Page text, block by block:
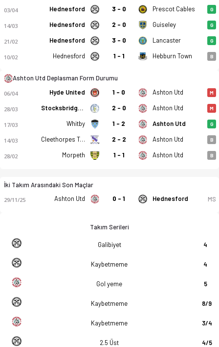
Hednesford Town - Ashton United 3-3 bitti. Gol anları,
03/04 Hednesford 3 - 0 Prescot Cables G
14/03 Hednesford 2 - 0 Guiseley G
21/02 Hednesford 3 - 0 Lancaster G
10/02 Hednesford 1 - 1 Hebburn Town B
Ashton Utd Deplasman Form Durumu
06/04 Hyde United 1 - 0 Ashton Utd M
28/03 Stocksbridge Park St 2 - 0 Ashton Utd M
17/03 Whitby 1 - 2 Ashton Utd G
14/03 Cleethorpes Town FC 2 - 2 Ashton Utd B
28/02 Morpeth 1 - 1 Ashton Utd B
İki Takım Arasındaki Son Maçlar
29/11/25 Ashton Utd 0 - 1 Hednesford MS
Takım Serileri
Galibiyet 4
Kaybetmeme 4
Gol yeme 5
Kaybetmeme 8/9
Kaybetmeme 3/4
2.5 Üst 4/5